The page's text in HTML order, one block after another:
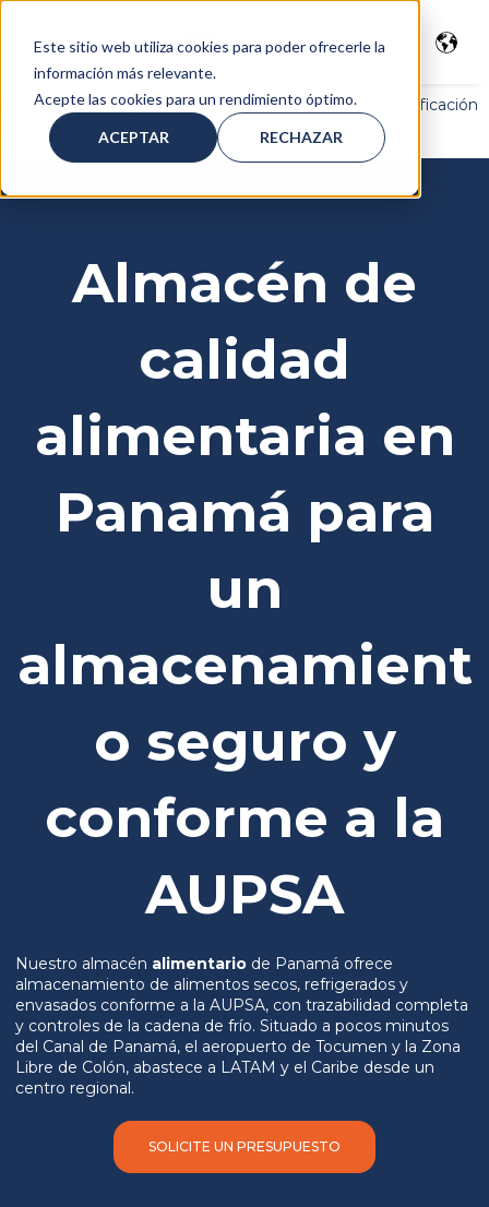
Este sitio web utiliza cookies para poder ofrecerle la
información más relevante.
Acepte las cookies para un rendimiento óptimo.
ACEPTAR RECHAZAR
Inicio>Servicios>Almacenamiento> Almacén de clasificación
de alimentos en
Almacén de
calidad
alimentaria en
Panamá para
un
almacenamient
o seguro y
conforme a la
AUPSA
Nuestro almacén alimentario de Panamá ofrece
almacenamiento de alimentos secos, refrigerados y
envasados conforme a la AUPSA, con trazabilidad completa
y controles de la cadena de frío. Situado a pocos minutos
del Canal de Panamá, el aeropuerto de Tocumen y la Zona
Libre de Colón, abastece a LATAM y el Caribe desde un
centro regional.
SOLICITE UN PRESUPUESTO